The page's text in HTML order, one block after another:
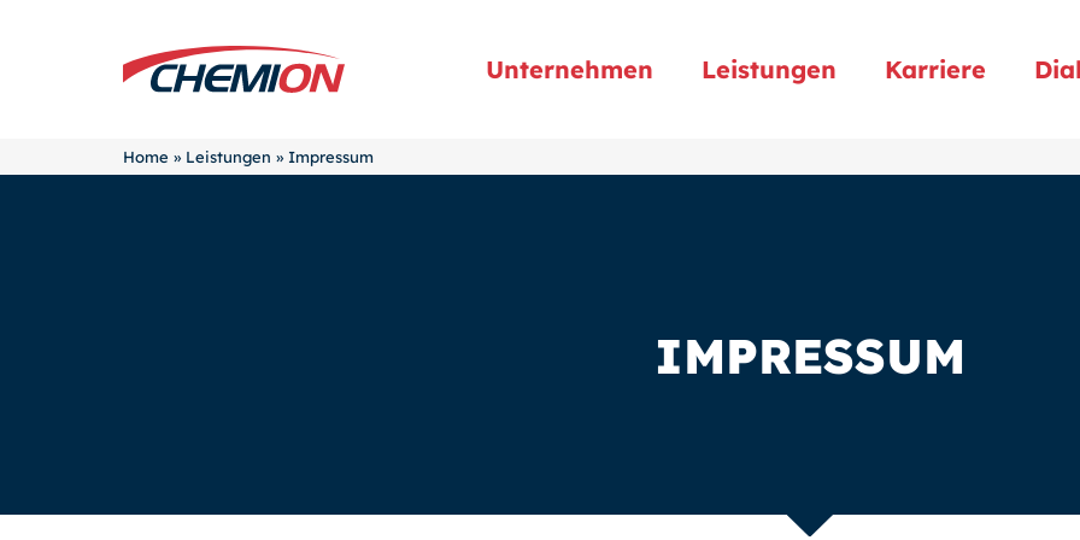
Unternehmen Leistungen Karriere
Home » Leistungen » Impressum
IMPRESSUM